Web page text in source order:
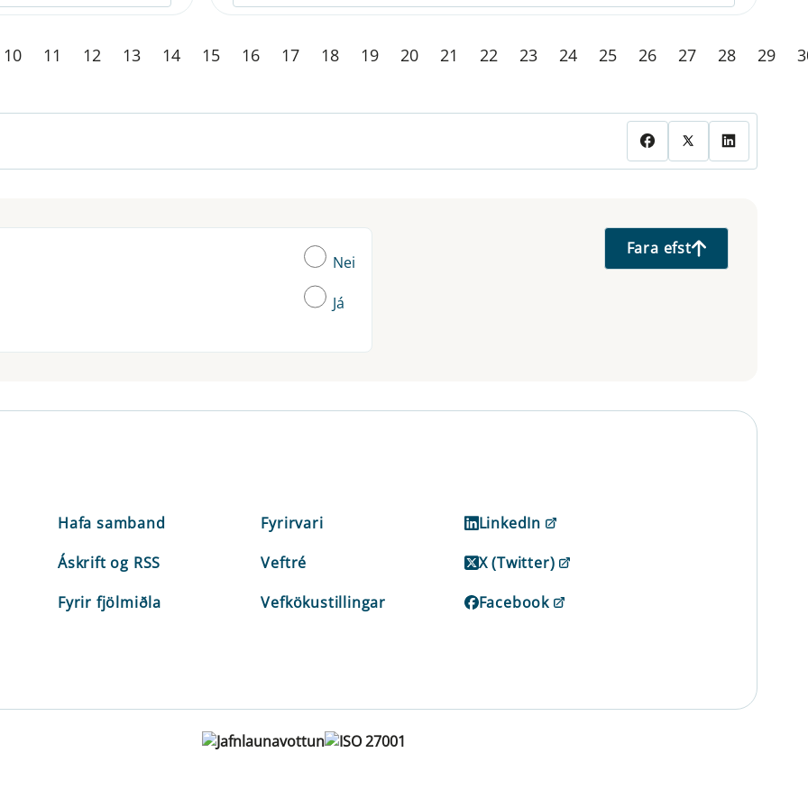
10 11 12 13 14 15 16 17 18 19 20 21 22 23 24 25 26 27 28 29
Nei
Já
Fara efst
Hafa samband
Áskrift og RSS
Fyrir fjölmiðla
Fyrirvari
Veftré
Vefkökustillingar
LinkedIn
X (Twitter)
Facebook